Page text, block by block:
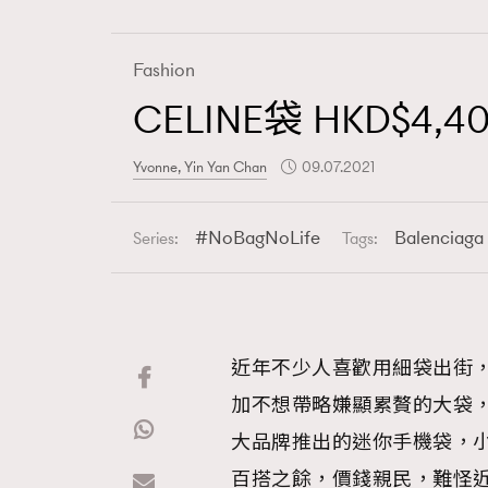
Fashion
Art
Wellness
Paris
Fashion
CELINE袋
Yvonne, Yin Yan Chan 09.07.2021
Series: NoBagNoLife Tags: Balenciaga
近年不少人喜歡用細袋出街
加不想帶略嫌顯累贅的大袋
大品牌推出的迷你手機袋，
百搭之餘，價錢親民，難怪